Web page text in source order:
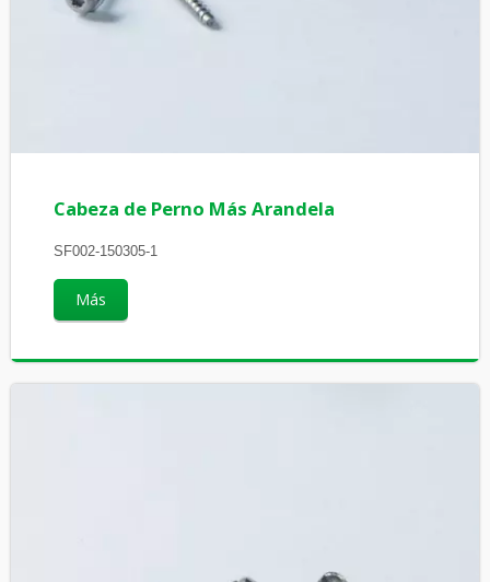
Cabeza de Perno Más Arandela
SF002-150305-1
Más